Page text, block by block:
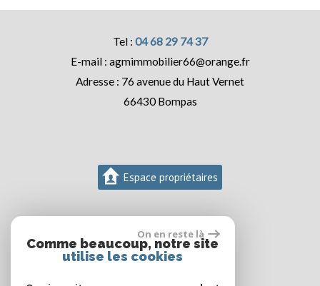
04 68 29 74 37
agmimmobilier66@orange.fr
76 avenue du Haut Vernet
66430 Bompas
Espace propriétaires
On en reste là
Comme beaucoup, notre site
utilise les cookies